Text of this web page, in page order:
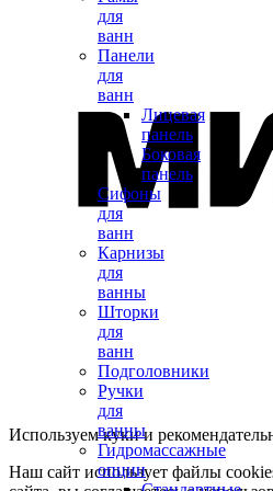
для
ванн
Панели
для
ванн
Лицевая
панель
Боковая
панель
Сифоны
для
ванн
Карнизы
для
ванны
Шторки
для
ванн
Подголовники
Ручки
для
ванны
Гидромассажные
опции
Используем куки и
Наш сайт использует файлы